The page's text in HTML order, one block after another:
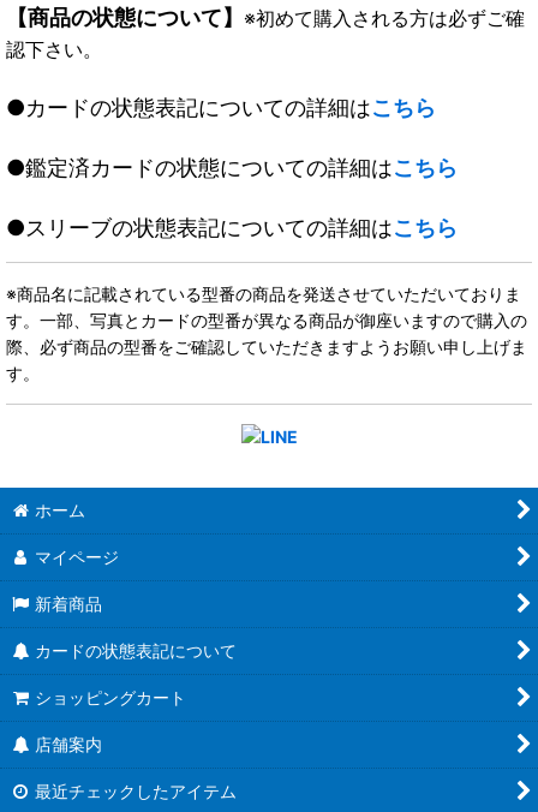
【商品の状態について】 ※初めて購入される方は必ずご確
認下さい。
●カードの状態表記についての詳細はこちら
●鑑定済カードの状態についての詳細はこちら
●スリーブの状態表記についての詳細はこちら
※商品名に記載されている型番の商品を発送させていただいておりま
す。一部、写真とカードの型番が異なる商品が御座いますので購入の
際、必ず商品の型番をご確認していただきますようお願い申し上げま
す。
ホーム
マイページ
新着商品
カードの状態表記について
ショッピングカート
店舗案内
最近チェックしたアイテム